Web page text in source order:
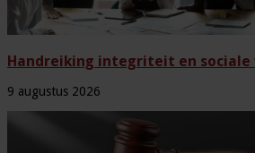
Handreiking integriteit en sociale
9 augustus 2026